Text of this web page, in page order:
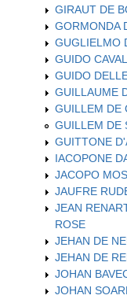
GIRAUT DE
GORMONDA
GUGLIELMO
GUIDO
GUIDO
GUILLAUME
GUILLEM DE
GUILLEM DE
GUITTONE
IACOPONE
JACOPO
JAUFRE
JEAN
ROSE
JEHAN DE
JEHAN DE
JOHAN
JOHAN